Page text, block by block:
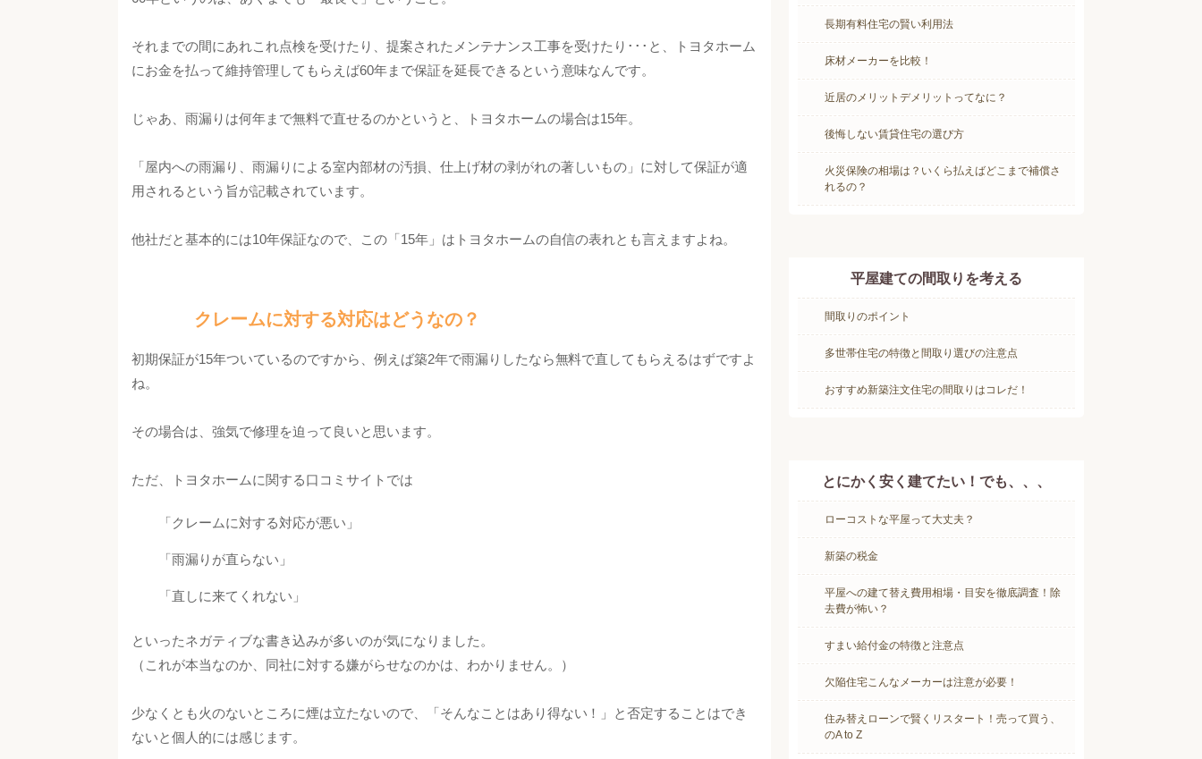
それまでの間にあれこれ点検を受けたり、提案されたメンテナンス工事を受けたり･･･と、トヨタホーム
にお金を払って維持管理してもらえば60年まで保証を延長できるという意味なんです。
じゃあ、雨漏りは何年まで無料で直せるのかというと、トヨタホームの場合は15年。
「屋内への雨漏り、雨漏りによる室内部材の汚損、仕上げ材の剥がれの著しいもの」に対して保証が適
用されるという旨が記載されています。
他社だと基本的には10年保証なので、この「15年」はトヨタホームの自信の表れとも言えますよね。
クレームに対する対応はどうなの？
初期保証が15年ついているのですから、例えば築2年で雨漏りしたなら無料で直してもらえるはずですよ
ね。
その場合は、強気で修理を迫って良いと思います。
ただ、トヨタホームに関する口コミサイトでは
「クレームに対する対応が悪い」
「雨漏りが直らない」
「直しに来てくれない」
といったネガティブな書き込みが多いのが気になりました。
（これが本当なのか、同社に対する嫌がらせなのかは、わかりません。）
少なくとも火のないところに煙は立たないので、「そんなことはあり得ない！」と否定することはでき
ないと個人的には感じます。
長期有料住宅の賢い利用法
床材メーカーを比較！
近居のメリットデメリットってなに？
後悔しない賃貸住宅の選び方
火災保険の相場は？いくら払えばどこまで補償さ
れるの？
平屋建ての間取りを考える
間取りのポイント
多世帯住宅の特徴と間取り選びの注意点
おすすめ新築注文住宅の間取りはコレだ！
とにかく安く建てたい！でも、、、
ローコストな平屋って大丈夫？
新築の税金
平屋への建て替え費用相場・目安を徹底調査！除
去費が怖い？
すまい給付金の特徴と注意点
欠陥住宅こんなメーカーは注意が必要！
住み替えローンで賢くリスタート！売って買う、
のA to Z